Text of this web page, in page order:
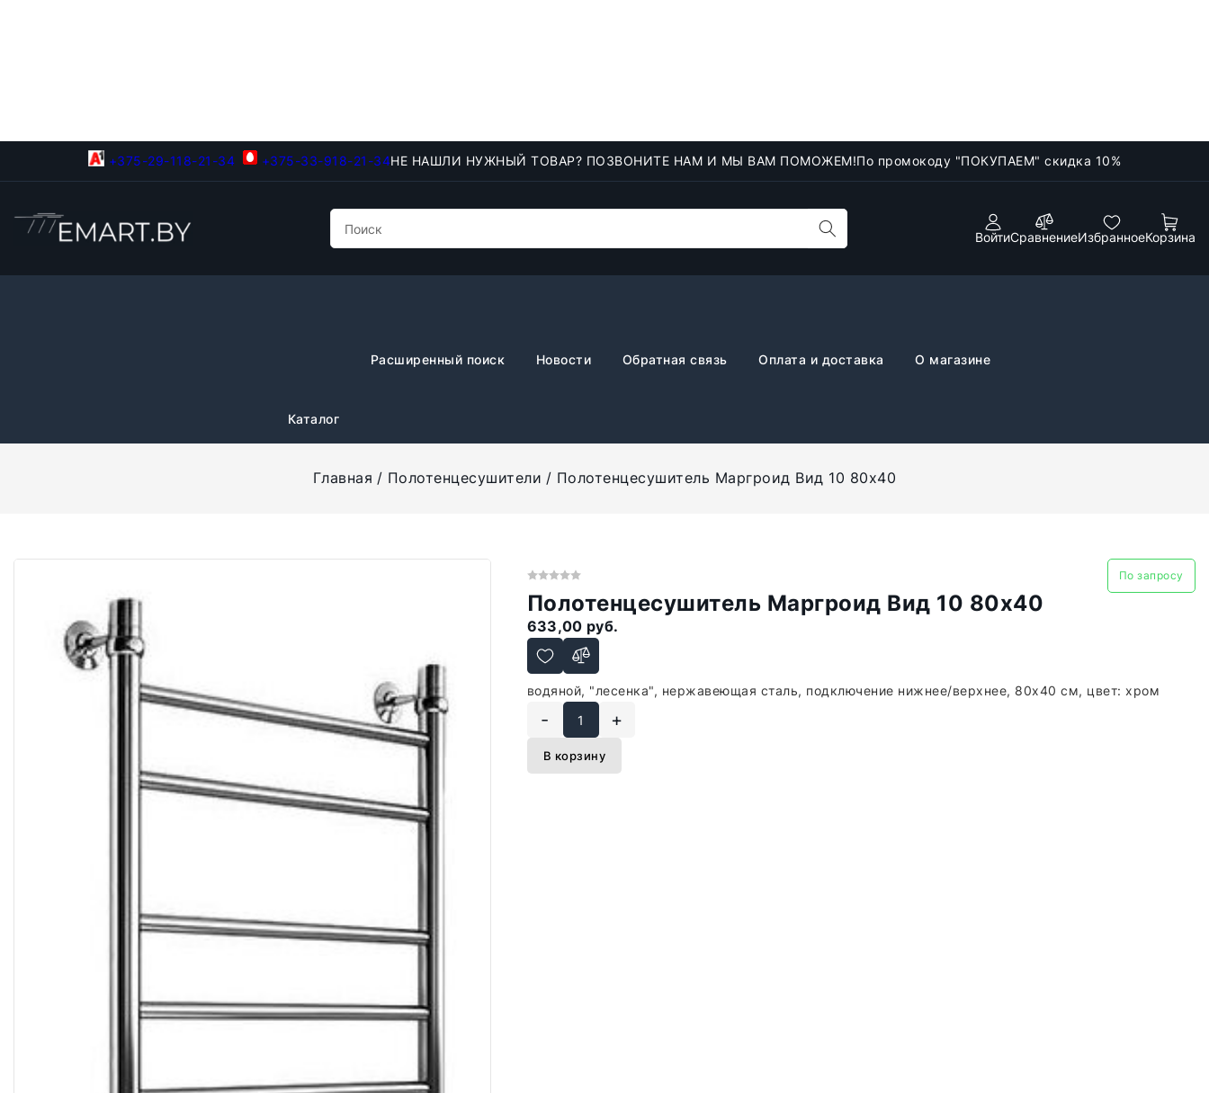
+375-29-118-21-34 +375-33-918-21-34НЕ НАШЛИ НУЖНЫЙ ТОВАР? ПОЗВОНИТЕ НАМ И МЫ ВАМ ПОМОЖЕМ!По промокоду "ПОКУПАЕМ" скидка 10%
ВойтиСравнениеИзбранноеКорзина
Каталог
Расширенный поиск Новости Обратная связь Оплата и доставка О магазине
Главная Полотенцесушители Полотенцесушитель Маргроид Вид 10 80x40
По запросу
Полотенцесушитель Маргроид Вид 10 80x40
633,00 руб.
водяной, "лесенка", нержавеющая сталь, подключение нижнее/верхнее, 80x40 см, цвет: хром
- +
В корзину